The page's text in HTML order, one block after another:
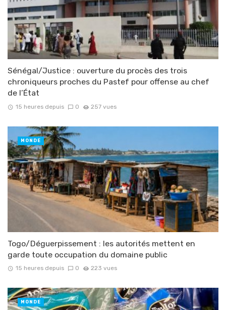
Sénégal/Justice : ouverture du procès des trois
chroniqueurs proches du Pastef pour offense au chef
de l’État
15 heures depuis 0 257 vues
Togo/Déguerpissement : les autorités mettent en
garde toute occupation du domaine public
15 heures depuis 0 223 vues
MONDE
MONDE